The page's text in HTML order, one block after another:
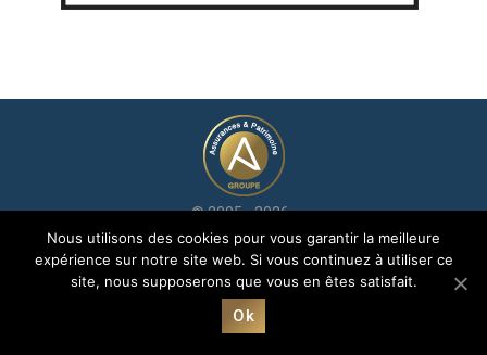
© 2005 - 2026
Groupe Avenir Assurances et Patrimoine | CréationGrafics
Communication
Mentions légales |RGPD| Avenir© marque déposée jusqu’en
Nous utilisons des cookies pour vous garantir la meilleure
expérience sur notre site web. Si vous continuez à utiliser ce
site, nous supposerons que vous en êtes satisfait.
Ok